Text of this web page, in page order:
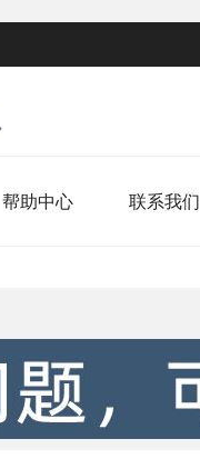
帮助中心 联系我们